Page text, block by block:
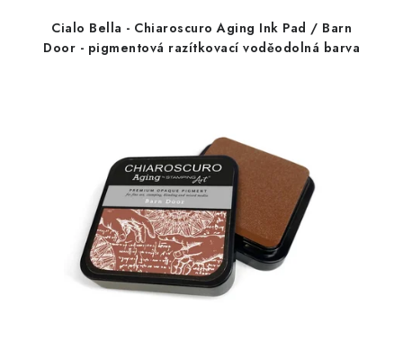
Cialo Bella - Chiaroscuro Aging Ink Pad / Barn
Door - pigmentová razítkovací voděodolná barva